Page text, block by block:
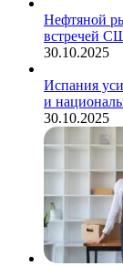
Нефтяной
встречей
30.10.2025
Испания
и
30.10.2025